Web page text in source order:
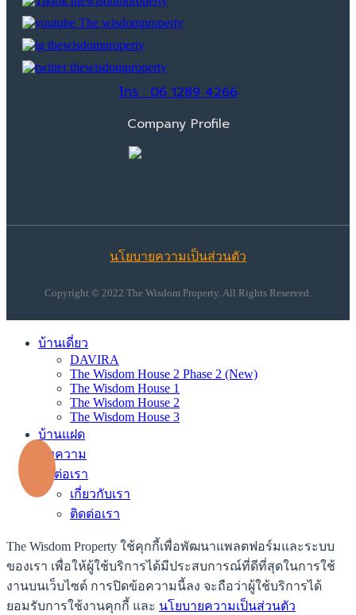
โทร : 06 1289 4266
Company Profile
นโยบายความเป็นส่วนตัว
Copyright © 2022 The Wisdom Property. All Rights Reserved.
บ้านเดี่ยว
DAVIRA
The Wisdom House 2 Phase 2 (New)
The Wisdom House 1
The Wisdom House 2
The Wisdom House 3
บ้านแฝด
บทความ
ติดต่อเรา
เกี่ยวกับเรา
ติดต่อเรา
The Wisdom Property ใช้คุกกี้เพื่อพัฒนาแพลตฟอร์มและระบบ
ของเรา เพื่อให้ผู้ใช้บริการได้มีประสบการณ์ที่ดีที่สุดในการใช้
งานบนเว็บไซต์ การปิดข้อความนี้ลง จะถือว่าผู้ใช้บริการได้
ยอมรับการใช้งานคุกกี้ และ นโยบายความเป็นส่วนตัว